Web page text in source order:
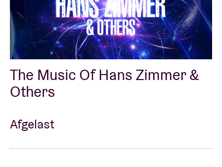
The Music Of Hans Zimmer &
Others
Afgelast